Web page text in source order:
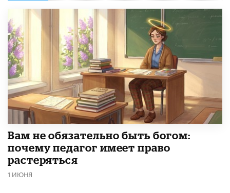
​Вам не обязательно быть богом:
почему педагог имеет право
растеряться
1 ИЮНЯ